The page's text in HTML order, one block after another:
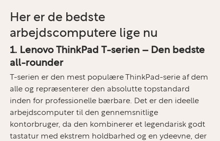
Her er de bedste
arbejdscomputere lige nu
1. Lenovo ThinkPad T-serien – Den bedste
all-rounder
T-serien er den mest populære ThinkPad-serie af dem
alle og repræsenterer den absolutte topstandard
inden for professionelle bærbare. Det er den ideelle
arbejdscomputer til den gennemsnitlige
kontorbruger, da den kombinerer et legendarisk godt
tastatur med ekstrem holdbarhed og en ydeevne, der